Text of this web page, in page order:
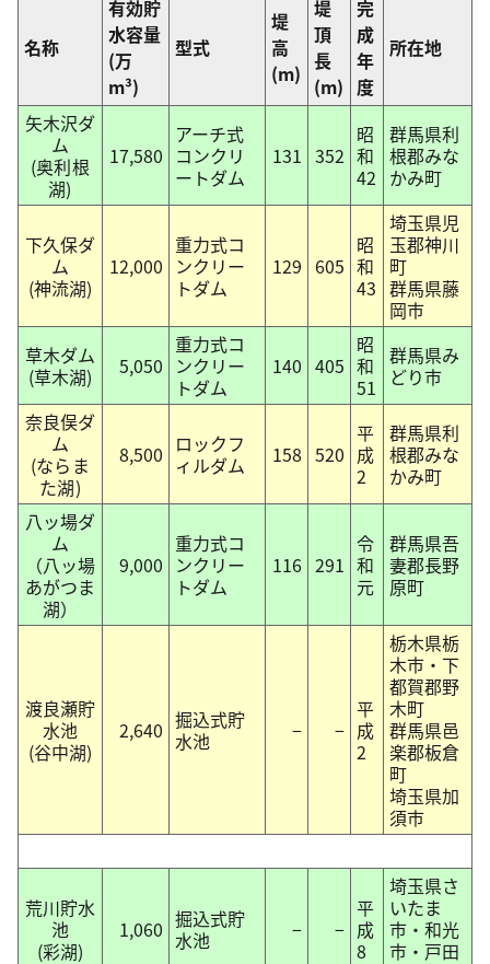
名称
有効貯
水容量
(万
m³)
型式
堤
高
(m)
堤
頂
長
(m)
完
成
年
度
所在地
矢木沢ダ
ム
(奥利根
湖)
17,580
アーチ式
コンクリ
ートダム
131 352
昭
和
42
群馬県利
根郡みな
かみ町
下久保ダ
ム
(神流湖)
12,000
重力式コ
ンクリー
トダム
129 605
昭
和
43
埼玉県児
玉郡神川
町
群馬県藤
岡市
草木ダム
(草木湖)
5,050
重力式コ
ンクリー
トダム
140 405
昭
和
51
群馬県み
どり市
奈良俣ダ
ム
(ならま
た湖)
8,500 ロックフ
ィルダム
158 520
平
成
2
群馬県利
根郡みな
かみ町
八ッ場ダ
ム
（八ッ場
あがつま
湖）
9,000
重力式コ
ンクリー
トダム
116 291
令
和
元
群馬県吾
妻郡長野
原町
渡良瀬貯
水池
(谷中湖)
2,640 掘込式貯
水池
− −
平
成
2
栃木県栃
木市・下
都賀郡野
木町
群馬県邑
楽郡板倉
町
埼玉県加
須市
荒川貯水
池
(彩湖)
1,060 掘込式貯
水池
− −
平
成
8
埼玉県さ
いたま
市・和光
市・戸田